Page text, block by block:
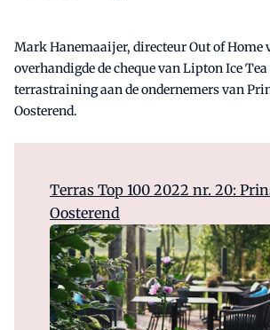
Mark Hanemaaijer, directeur Out of Home
overhandigde de cheque van Lipton Ice Tea
terrastraining aan de ondernemers van
Oosterend.
Terras Top 100 2022 nr. 20:
Oosterend